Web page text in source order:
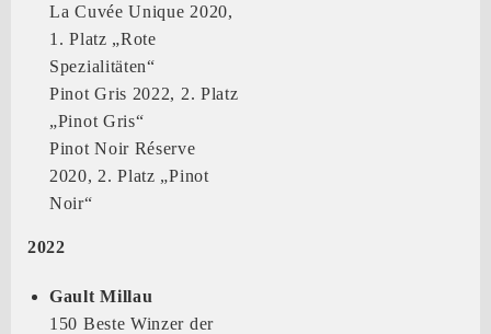
La Cuvée Unique 2020,
1. Platz „Rote
Spezialitäten“
Pinot Gris 2022, 2. Platz
„Pinot Gris“
Pinot Noir Réserve
2020, 2. Platz „Pinot
Noir“
2022
Gault Millau
150 Beste Winzer der